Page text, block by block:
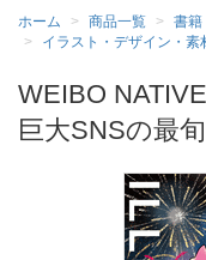
ホーム 商品一覧 書籍
イラスト・デザイン・素
WEIBO
巨大SNSの最